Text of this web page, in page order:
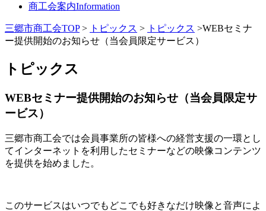
商工会案内Information
三郷市商工会TOP> トピックス > トピックス >WEBセミナ
ー提供開始のお知らせ（当会員限定サービス）
トピックス
WEBセミナー提供開始のお知らせ（当会員限定サ
ービス）
三郷市商工会では会員事業所の皆様への経営支援の一環とし
てインターネットを利用したセミナーなどの映像コンテンツ
を提供を始めました。
このサービスはいつでもどこでも好きなだけ映像と音声によ